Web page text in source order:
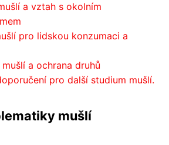
a vztah s okolním
pro lidskou konzumaci a
a ochrana druhů
pro další studium mušlí.
mušlí